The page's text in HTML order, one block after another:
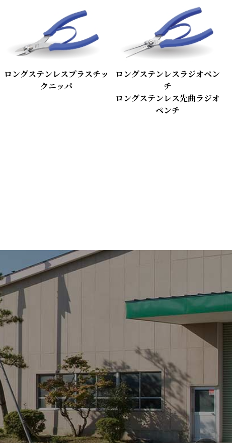
ロングステンレスプラスチッ
クニッパ
ロングステンレスラジオペン
チ
ロングステンレス先曲ラジオ
ペンチ